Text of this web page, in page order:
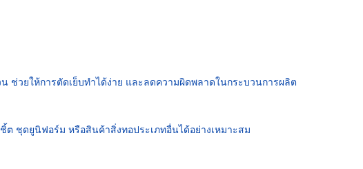
ช่วยให้การตัดเย็บทำได้ง่าย และลดความผิดพลาดในกระบวนการผลิต
ต ชุดยูนิฟอร์ม หรือสินค้าสิ่งทอประเภทอื่นได้อย่างเหมาะสม